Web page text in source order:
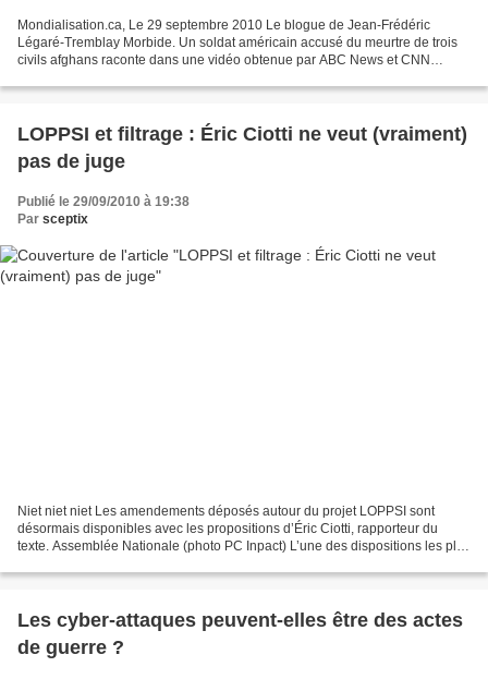
Mondialisation.ca, Le 29 septembre 2010 Le blogue de Jean-Frédéric
Légaré-Tremblay Morbide. Un soldat américain accusé du meurtre de trois
civils afghans raconte dans une vidéo obtenue par ABC News et CNN
LOPPSI et filtrage : Éric Ciotti ne veut (vraiment)
pas de juge
Publié le 29/09/2010 à 19:38
Par sceptix
Niet niet niet Les amendements déposés autour du projet LOPPSI sont
désormais disponibles avec les propositions d’Éric Ciotti, rapporteur du
texte. Assemblée Nationale (photo PC Inpact) L’une des dispositions les plus
Les cyber-attaques peuvent-elles être des actes
de guerre ?